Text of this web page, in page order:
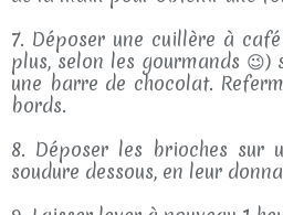
7. Déposer une cuillère à
plus, selon les gourmands 😉)
une barre de chocolat.
bords.
8. Déposer les brioches sur
soudure dessous, en leur